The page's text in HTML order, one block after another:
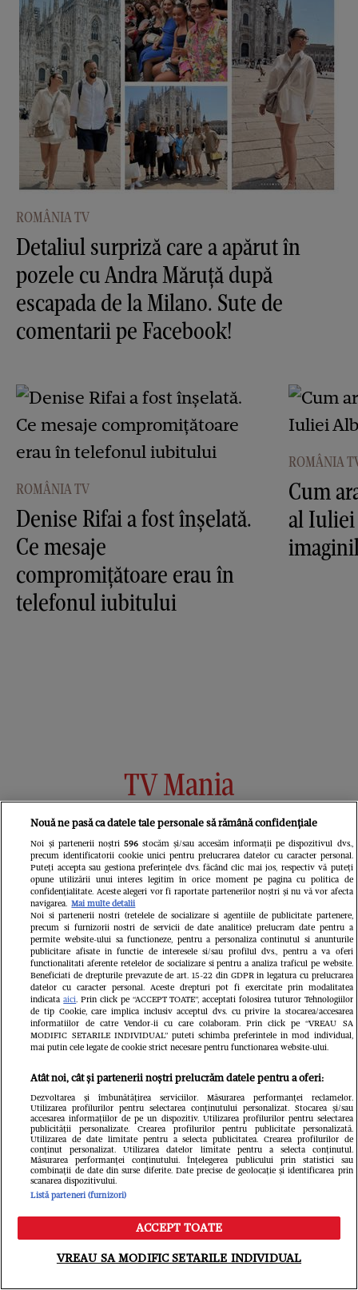
ROMÂNIA TV
Detaliul surpriză care a apărut în
pozele cu Andra Măruţă după
escapada de la Milano. Sute de
comentarii pe Facebook!
ROMÂNIA TV
Denise Rifai a fost înşelată.
Ce mesaje
compromiţătoare erau în
telefonul iubitului
ROMÂNIA
Cum
al Iuliei
TV Mania
„Paradisul” secret al Mihaelei
Rădulescu. Vedeta a publicat
imaginile de care toți s-au mirat:
Cum trăia cu Felix Baumgartner în
Monaco
Meniu Caută
Nouă ne pasă ca datele tale personale să rămână confidențiale
Noi și partenerii noștri 596stocăm și/sau accesăm informații pe dispozitivul dvs.,
precum identificatorii cookie unici pentru prelucrarea datelor cu caracter personal.
Puteți accepta sau gestiona preferințele dvs. făcând clic mai jos, respectiv vă puteți
opune utilizării unui interes legitim în orice moment pe pagina cu politica de
confidențialitate. Aceste alegeri vor fi raportate partenerilor noștri și nu vă vor afecta
navigarea. Mai multe detalii
Noi si partenerii nostri (retelele de socializare si agentiile de publicitate partenere,
precum si furnizorii nostri de servicii de date analitice) prelucram date pentru a
permite website-ului sa functioneze, pentru a personaliza continutul si anunturile
publicitare afisate in functie de interesele si/sau profilul dvs., pentru a va oferi
functionalitati aferente retelelor de socializare si pentru a analiza traficul pe website.
Beneficiati de drepturile prevazute de art. 15-22 din GDPR in legatura cu prelucrarea
datelor cu caracter personal. Aceste drepturi pot fi exercitate prin modalitatea
indicataaici. Prin click pe “ACCEPT TOATE”, acceptati folosirea tuturor Tehnologiilor
de tip Cookie, care implica inclusiv acceptul dvs. cu privire la stocarea/accesarea
informatiilor de catre Vendor-ii cu care colaboram. Prin click pe “VREAU SA
MODIFIC SETARILE INDIVIDUAL” puteti schimba preferintele in mod individual,
mai putin cele legate de cookie strict necesare pentru functionarea website-ului.
Atât noi, cât și partenerii noștri prelucrăm datele pentru a oferi:
Dezvoltarea și îmbunătățirea serviciilor. Măsurarea performanței reclamelor.
Utilizarea profilurilor pentru selectarea conținutului personalizat. Stocarea și/sau
accesarea informațiilor de pe un dispozitiv. Utilizarea profilurilor pentru selectarea
publicității personalizate. Crearea profilurilor pentru publicitate personalizată.
Utilizarea de date limitate pentru a selecta publicitatea. Crearea profilurilor de
conținut personalizat. Utilizarea datelor limitate pentru a selecta conținutul.
Măsurarea performanței conținutului. Înțelegerea publicului prin statistici sau
combinații de date din surse diferite. Date precise de geolocație și identificarea prin
scanarea dispozitivului.
Listă parteneri (furnizori)
ACCEPT TOATE
VREAU SA MODIFIC SETARILE INDIVIDUAL